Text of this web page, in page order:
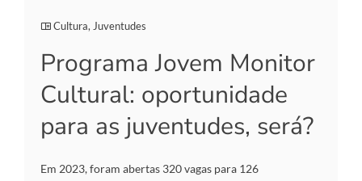
Cultura,Juventudes
Programa Jovem Monitor
Cultural: oportunidade
para as juventudes, será?
Em 2023, foram abertas 320 vagas para 126